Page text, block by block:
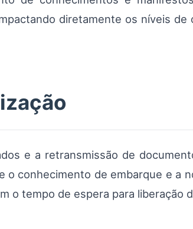
diretamente os níveis de
e a retransmissão de
o conhecimento de embarque e a
o tempo de espera para liberação